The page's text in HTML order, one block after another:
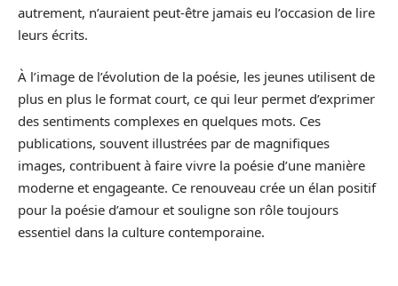
autrement, n’auraient peut-être jamais eu l’occasion de lire
leurs écrits.
À l’image de l’évolution de la poésie, les jeunes utilisent de
plus en plus le format court, ce qui leur permet d’exprimer
des sentiments complexes en quelques mots. Ces
publications, souvent illustrées par de magnifiques
images, contribuent à faire vivre la poésie d’une manière
moderne et engageante. Ce renouveau crée un élan positif
pour la poésie d’amour et souligne son rôle toujours
essentiel dans la culture contemporaine.